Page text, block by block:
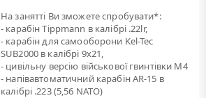
На занятті Ви зможете спробувати*:
- карабін Tippmann в калібрі .22lr,
- карабін для самооборони Kel-Tec
SUB2000 в калібрі 9х21,
- цивільну версію військової гвинтівки M4
- напівавтоматичний карабін AR-15 в
калібрі .223 (5,56 NATO)